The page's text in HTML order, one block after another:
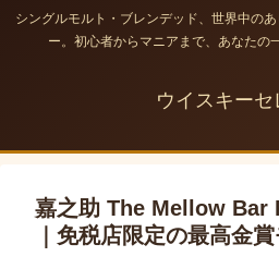
シングルモルト・ブレンデッド、世界中の
ー。初心者からマニアまで、あなたの
ウイスキーセ
嘉之助 The Mellow Bar
｜免税店限定の最高金